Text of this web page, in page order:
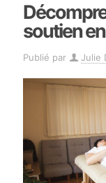
soutien
Publié par Julie